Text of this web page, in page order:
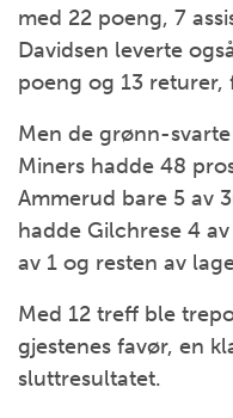
med 22 poeng, 7
Davidsen leverte
poeng og 13 returer,
Men de grønn-
Miners hadde 48
Ammerud bare 5 av
hadde Gilchrese 4
av 1 og resten av
Med 12 treff ble
gjestenes favør, en
sluttresultatet.